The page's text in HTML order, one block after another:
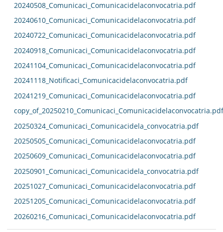
20240508_Comunicaci_Comunicacidelaconvocatria.pdf
20240610_Comunicaci_Comunicacidelaconvocatria.pdf
20240722_Comunicaci_Comunicacidelaconvocatria.pdf
20240918_Comunicaci_Comunicacidelaconvocatria.pdf
20241104_Comunicaci_Comunicacidelaconvocatria.pdf
20241118_Notificaci_Comunicacidelaconvocatria.pdf
20241219_Comunicaci_Comunicacidelaconvocatria.pdf
copy_of_20250210_Comunicaci_Comunicacidelaconvocatria.pdf
20250324_Comunicaci_Comunicacidela_convocatria.pdf
20250505_Comunicaci_Comunicacidelaconvocatria.pdf
20250609_Comunicaci_Comunicacidelaconvocatria.pdf
20250901_Comunicaci_Comunicacidela_convocatria.pdf
20251027_Comunicaci_Comunicacidelaconvocatria.pdf
20251205_Comunicaci_Comunicacidelaconvocatria.pdf
20260216_Comunicaci_Comunicacidelaconvocatria.pdf